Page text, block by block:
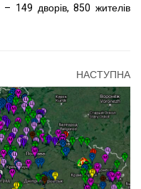
149 дворів, 850 жителів
НАСТУПНА